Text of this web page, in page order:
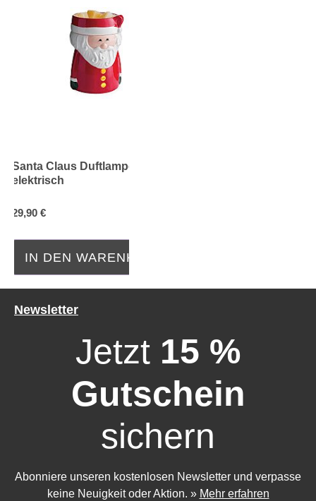
Santa Claus Duftlampe
elektrisch
29,90 €
Durchschnittliche Bewertung von 0 von 5 Sternen
IN DEN WARENKORB
Newsletter
Jetzt 15 %
Gutschein
sichern
Abonniere unseren kostenlosen Newsletter und verpasse
keine Neuigkeit oder Aktion. » Mehr erfahren